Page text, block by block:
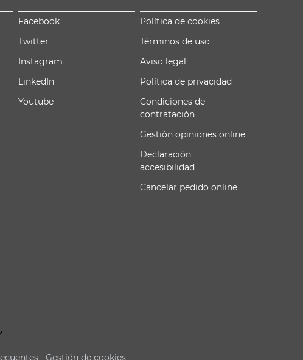
Facebook
Twitter
Instagram
LinkedIn
Youtube
Política de cookies
Términos de uso
Aviso legal
Política de privacidad
Condiciones de
contratación
Gestión opiniones online
Declaración
accesibilidad
Cancelar pedido online
Gestión de cookies